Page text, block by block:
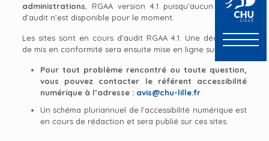
administrations , RGAA version 4.1 puisqu’aucun résultat
d’audit n’est disponible pour le moment.
Les sites sont en cours d’audit RGAA 4.1. Une déclaration
de mis en conformité sera ensuite mise en ligne sur le site.
Pour tout problème rencontré ou toute question,
vous pouvez contacter le référent accessibilité
numérique à l’adresse : avis@chu-lille.fr
Un schéma pluriannuel de l’accessibilité numérique est
en cours de rédaction et sera publié sur ces sites.